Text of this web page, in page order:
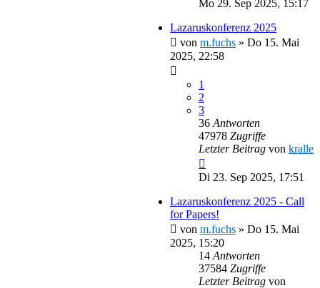
Mo 29. Sep 2025, 15:17
Lazaruskonferenz 2025
von m.fuchs » Do 15. Mai
2025, 22:58
1
2
3
36 Antworten
47978 Zugriffe
Letzter Beitrag von kralle
Di 23. Sep 2025, 17:51
Lazaruskonferenz 2025 - Call
for Papers!
von m.fuchs » Do 15. Mai
2025, 15:20
14 Antworten
37584 Zugriffe
Letzter Beitrag von